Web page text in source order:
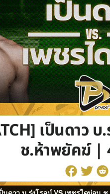
เป็นดาว บ
ช.ห้าพยัคฆ์ |